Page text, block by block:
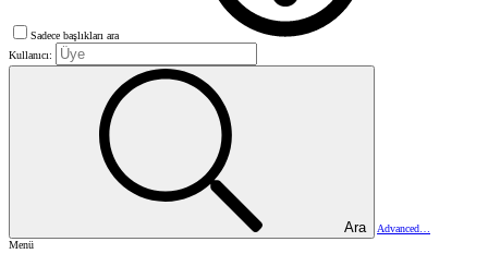
Sadece başlıkları ara
Kullanıcı:
Ara
Advanced…
Menü